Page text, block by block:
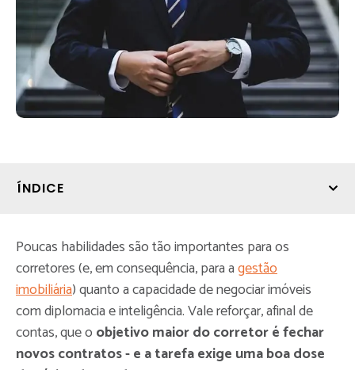
ÍNDICE
Poucas habilidades são tão importantes para os
corretores (e, em consequência, para agestão
imobiliária) quanto a capacidade de negociar imóveis
com diplomacia e inteligência. Vale reforçar, afinal de
contas, que o objetivo maior do corretor é fechar
novos contratos - e a tarefa exige uma boa dose